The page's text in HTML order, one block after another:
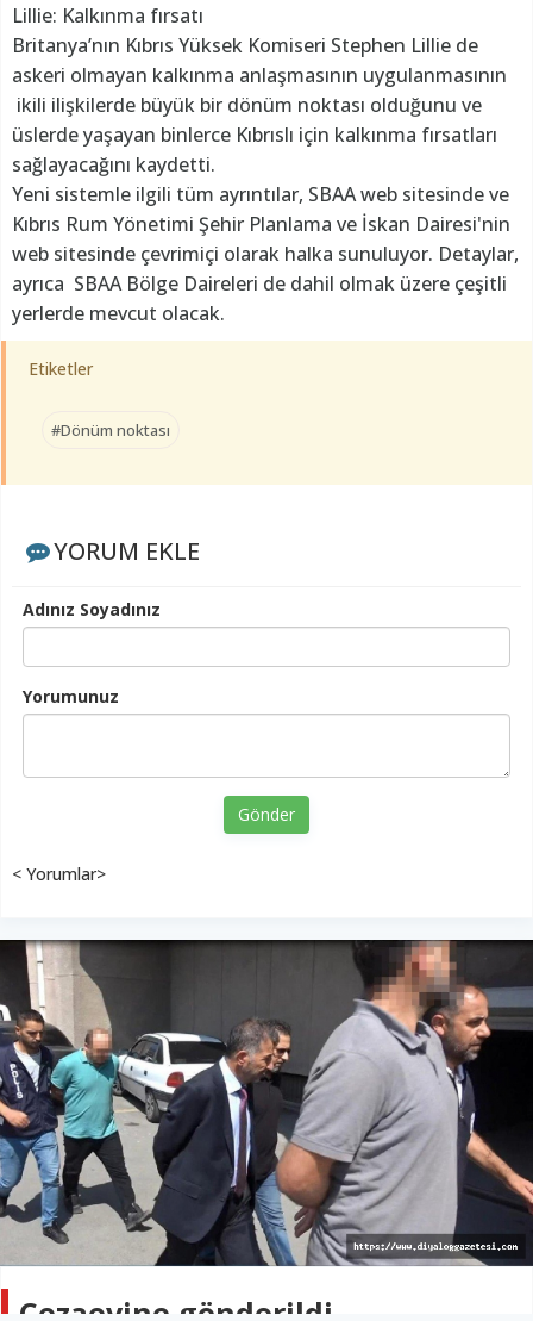
Lillie: Kalkınma fırsatı
Britanya’nın Kıbrıs Yüksek Komiseri Stephen Lillie de
askeri olmayan kalkınma anlaşmasının uygulanmasının
ikili ilişkilerde büyük bir dönüm noktası olduğunu ve
üslerde yaşayan binlerce Kıbrıslı için kalkınma fırsatları
sağlayacağını kaydetti.
Yeni sistemle ilgili tüm ayrıntılar, SBAA web sitesinde ve
Kıbrıs Rum Yönetimi Şehir Planlama ve İskan Dairesi'nin
web sitesinde çevrimiçi olarak halka sunuluyor. Detaylar,
ayrıca SBAA Bölge Daireleri de dahil olmak üzere çeşitli
yerlerde mevcut olacak.
Etiketler
#Dönüm noktası
YORUM EKLE
Adınız Soyadınız
Yorumunuz
Gönder
< Yorumlar>
Cezaevine gönderildi